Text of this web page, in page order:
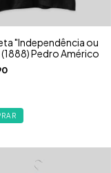
"Independência ou
Pedro Américo